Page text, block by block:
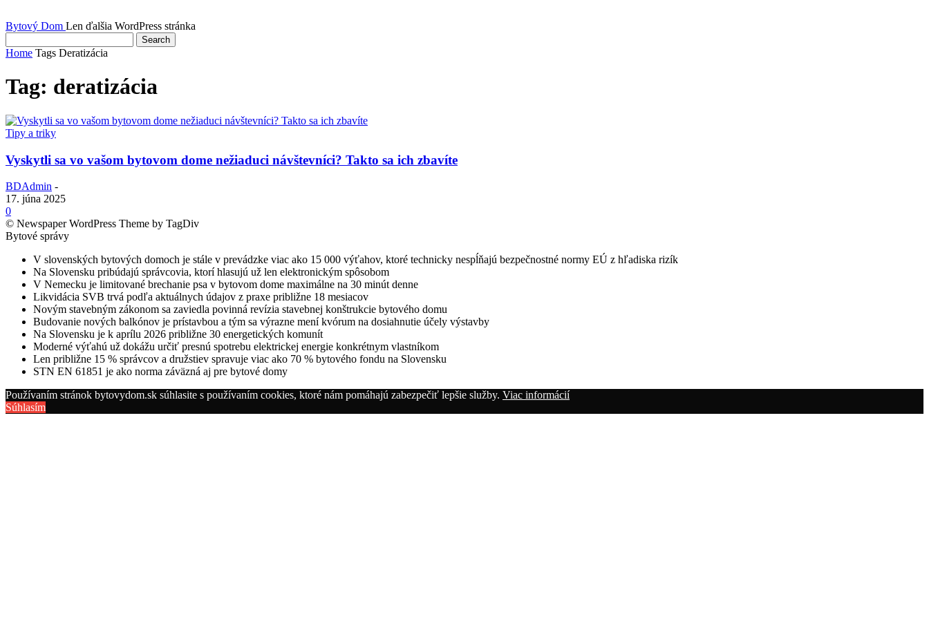
Bytový Dom Len ďalšia WordPress stránka
Home Tags Deratizácia
Tag: deratizácia
Tipy a triky
Vyskytli sa vo vašom bytovom dome nežiaduci návštevníci? Takto sa ich zbavíte
BDAdmin -
17. júna 2025
0
© Newspaper WordPress Theme by TagDiv
Bytové správy
V slovenských bytových domoch je stále v prevádzke viac ako 15 000 výťahov, ktoré technicky nespĺňajú bezpečnostné normy EÚ z hľadiska rizík
Na Slovensku pribúdajú správcovia, ktorí hlasujú už len elektronickým spôsobom
V Nemecku je limitované brechanie psa v bytovom dome maximálne na 30 minút denne
Likvidácia SVB trvá podľa aktuálnych údajov z praxe približne 18 mesiacov
Novým stavebným zákonom sa zaviedla povinná revízia stavebnej konštrukcie bytového domu
Budovanie nových balkónov je prístavbou a tým sa výrazne mení kvórum na dosiahnutie účely výstavby
Na Slovensku je k aprílu 2026 približne 30 energetických komunít
Moderné výťahú už dokážu určiť presnú spotrebu elektrickej energie konkrétnym vlastníkom
Len približne 15 % správcov a družstiev spravuje viac ako 70 % bytového fondu na Slovensku
STN EN 61851 je ako norma záväzná aj pre bytové domy
Používaním stránok bytovydom.sk súhlasite s používaním cookies, ktoré nám pomáhajú zabezpečiť lepšie služby. Viac informácií
Súhlasím